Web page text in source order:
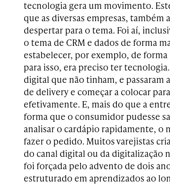
tecnologia gera um movimento.
que as diversas empresas, também
despertar para o tema. Foi aí,
o tema de CRM e dados de forma
estabelecer, por exemplo, de
para isso, era preciso ter
digital que não tinham, e passaram
de delivery e começar a colocar
efetivamente. E, mais do que a
forma que o consumidor pudesse
analisar o cardápio rapidamente, o
fazer o pedido. Muitos varejistas
do canal digital ou da digitalização
foi forçada pelo advento de dois
estruturado em aprendizados ao